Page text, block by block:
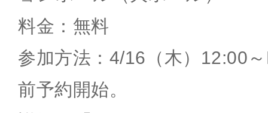
料金：無料
参加方法：4/16（木）12:00
前予約開始。